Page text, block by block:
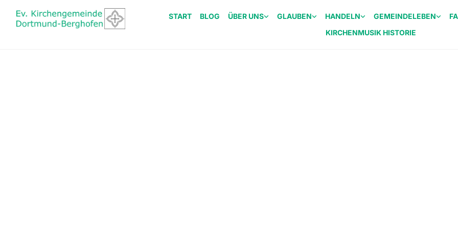
START BLOG ÜBER UNS GLAUBEN HANDELN GEMEINDELEBEN
KIRCHENMUSIK HISTORIE